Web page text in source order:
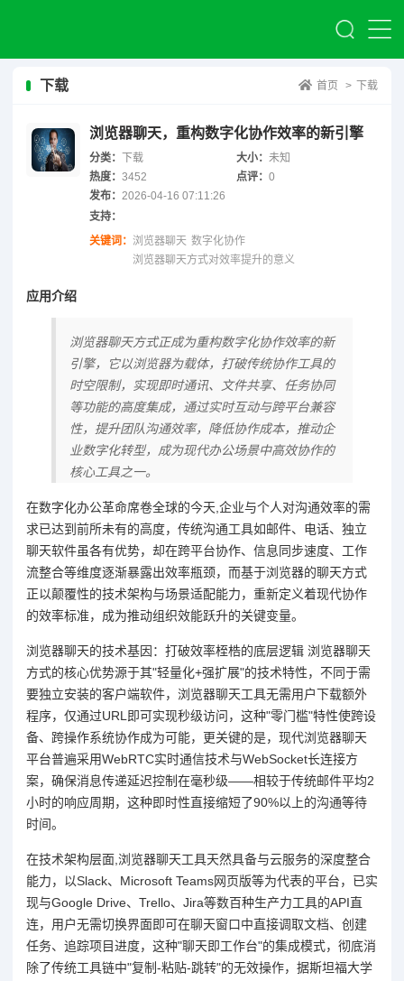
下载 首页 > 下载
浏览器聊天，重构数字化协作效率的新引擎
分类： 下载 大小：未知
热度： 3452 点评：0
发布： 2026-04-16 07:11:26
支持：
关键词： 浏览器聊天 数字化协作
浏览器聊天方式对效率提升的意义
应用介绍
浏览器聊天方式正成为重构数字化协作效率的新
引擎，它以浏览器为载体，打破传统协作工具的
时空限制，实现即时通讯、文件共享、任务协同
等功能的高度集成，通过实时互动与跨平台兼容
性，提升团队沟通效率，降低协作成本，推动企
业数字化转型，成为现代办公场景中高效协作的
核心工具之一。
在数字化办公革命席卷全球的今天,企业与个人对沟通效率的需
求已达到前所未有的高度，传统沟通工具如邮件、电话、独立
聊天软件虽各有优势，却在跨平台协作、信息同步速度、工作
流整合等维度逐渐暴露出效率瓶颈，而基于浏览器的聊天方式
正以颠覆性的技术架构与场景适配能力，重新定义着现代协作
的效率标准，成为推动组织效能跃升的关键变量。
浏览器聊天的技术基因：打破效率桎梏的底层逻辑 浏览器聊天
方式的核心优势源于其"轻量化+强扩展"的技术特性，不同于需
要独立安装的客户端软件，浏览器聊天工具无需用户下载额外
程序，仅通过URL即可实现秒级访问，这种"零门槛"特性使跨设
备、跨操作系统协作成为可能，更关键的是，现代浏览器聊天
平台普遍采用WebRTC实时通信技术与WebSocket长连接方
案，确保消息传递延迟控制在毫秒级——相较于传统邮件平均2
小时的响应周期，这种即时性直接缩短了90%以上的沟通等待
时间。
在技术架构层面,浏览器聊天工具天然具备与云服务的深度整合
能力，以Slack、Microsoft Teams网页版等为代表的平台，已实
现与Google Drive、Trello、Jira等数百种生产力工具的API直
连，用户无需切换界面即可在聊天窗口中直接调取文档、创建
任务、追踪项目进度，这种"聊天即工作台"的集成模式，彻底消
除了传统工具链中"复制-粘贴-跳转"的无效操作，据斯坦福大学